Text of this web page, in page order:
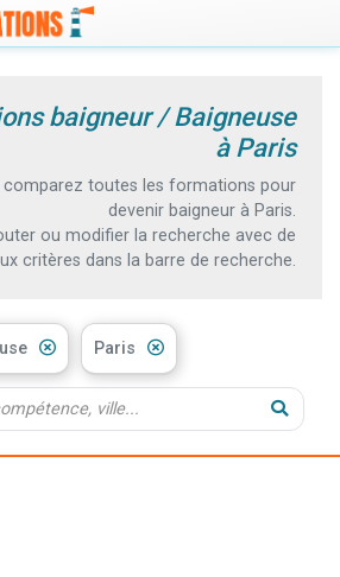
baigneur / Baigneuse
à Paris
comparez toutes les formations pour
devenir baigneur à Paris.
ou modifier la recherche avec de
critères dans la barre de recherche.
Paris